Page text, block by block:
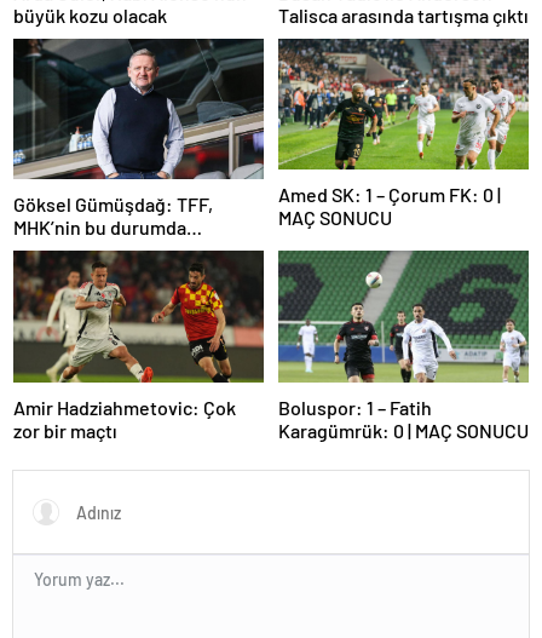
büyük kozu olacak
Talisca arasında tartışma çıktı
Göksel Gümüşdağ: TFF,
MHK’nin bu durumda
olmasının sorumlusudur
Amed SK: 1 – Çorum FK: 0 |
MAÇ SONUCU
Amir Hadziahmetovic: Çok
zor bir maçtı
Boluspor: 1 – Fatih
Karagümrük: 0 | MAÇ SONUCU